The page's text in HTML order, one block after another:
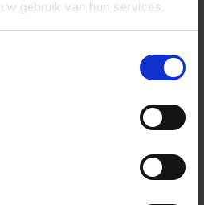
gebruik van hun services.
een afspraak?
staan graag voor je klaar:
63 Productaanvraag